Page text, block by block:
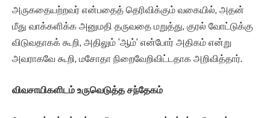
அருகதையற்றவர் என்பதைத் தெரிவிக்கும் வகையில், அதன்
மீது வாக்களிக்க அனுமதி தருவதை மறுத்து, குரல் வோட்டுக்கு
விடுவதாகக் கூறி, அதிலும் ‘ஆம்’ என்போர் அதிகம் என்று
அவராகவே கூறி, மசோதா நிறைவேறிவிட்டதாக அறிவித்தார்.
விவசாயிகளிடம் உருவெடுத்த சந்தேகம்